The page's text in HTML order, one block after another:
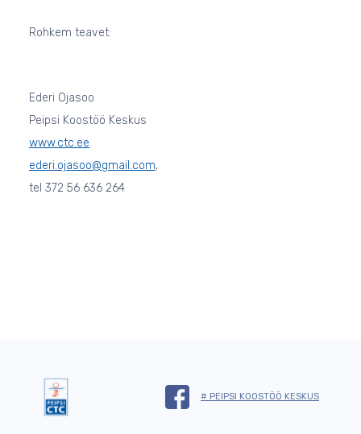
Rohkem teavet:
Ederi Ojasoo
Peipsi Koostöö Keskus
www.ctc.ee
ederi.ojasoo@gmail.com,
tel 372 56 636 264
# PEIPSI KOOSTÖÖ KESKUS